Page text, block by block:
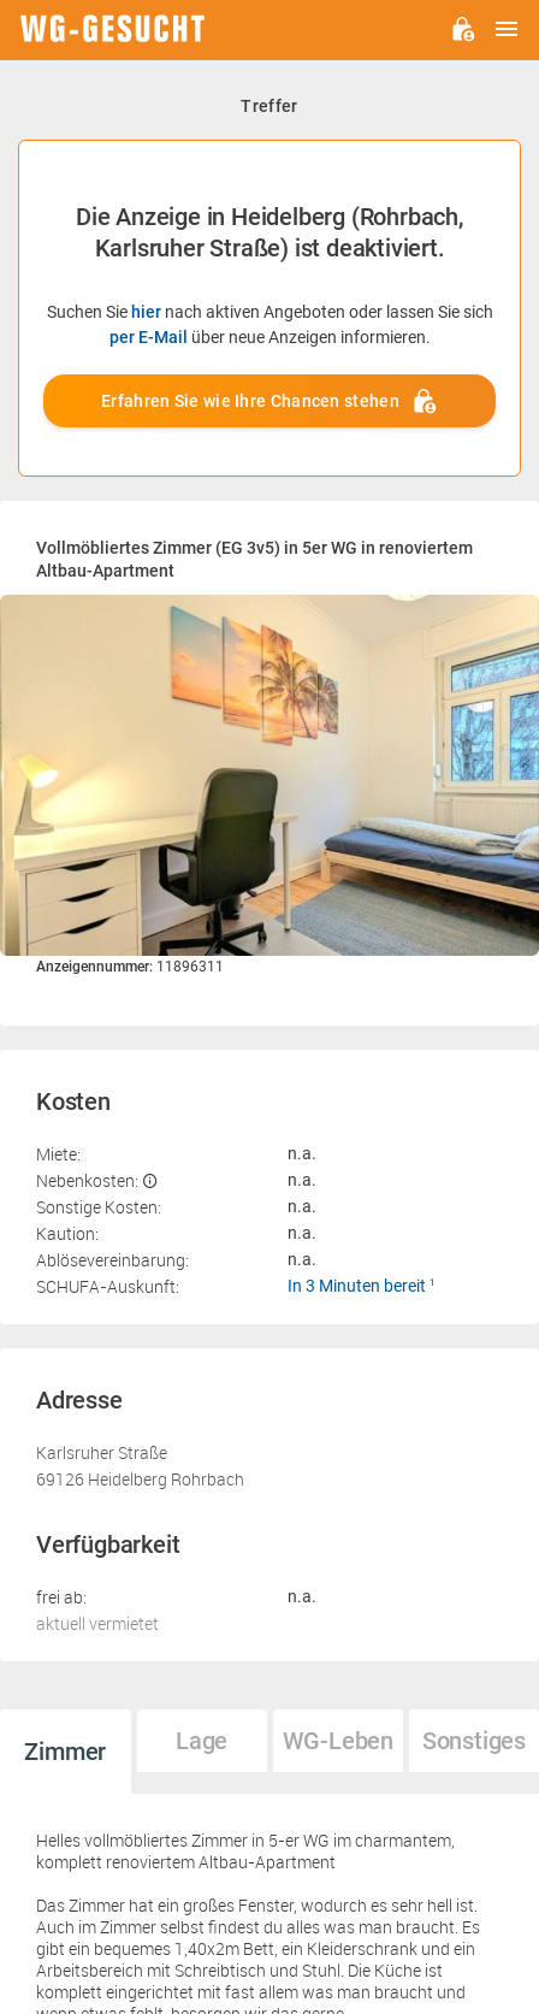
Treffer
Die Anzeige in Heidelberg (Rohrbach,
Karlsruher Straße) ist deaktiviert.
Suchen Sie hiernach aktiven Angeboten oder lassen Sie sich
per E-Mail über neue Anzeigen informieren.
Erfahren Sie wie Ihre Chancen stehen
Vollmöbliertes Zimmer (EG 3v5) in 5er WG in renoviertem
Altbau-Apartment
Anzeigennummer: 11896311
Kosten
Miete: n.a.
Nebenkosten: n.a.
Sonstige Kosten: n.a.
Kaution: n.a.
Ablösevereinbarung: n.a.
SCHUFA-Auskunft: In 3 Minuten bereit 1
Adresse
Karlsruher Straße
69126 Heidelberg Rohrbach
Verfügbarkeit
frei ab: n.a.
aktuell vermietet
Zimmer Lage WG-Leben Sonstiges
Helles vollmöbliertes Zimmer in 5-er WG im charmantem,
komplett renoviertem Altbau-Apartment
Das Zimmer hat ein großes Fenster, wodurch es sehr hell ist.
Auch im Zimmer selbst findest du alles was man braucht. Es
gibt ein bequemes 1,40x2m Bett, ein Kleiderschrank und ein
Arbeitsbereich mit Schreibtisch und Stuhl. Die Küche ist
komplett eingerichtet mit fast allem was man braucht und